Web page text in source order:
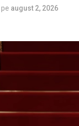
pe august 2, 2026